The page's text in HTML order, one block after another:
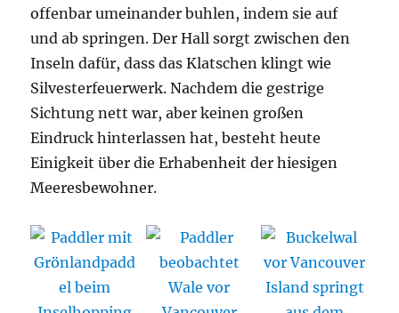
offenbar umeinander buhlen, indem sie auf
und ab springen. Der Hall sorgt zwischen den
Inseln dafür, dass das Klatschen klingt wie
Silvesterfeuerwerk. Nachdem die gestrige
Sichtung nett war, aber keinen großen
Eindruck hinterlassen hat, besteht heute
Einigkeit über die Erhabenheit der hiesigen
Meeresbewohner.